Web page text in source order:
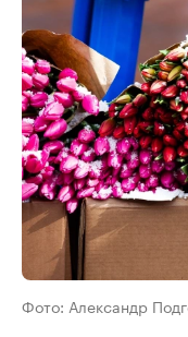
Фото: Александр